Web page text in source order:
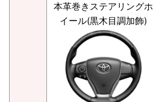
本革巻きステアリングホ
イール(黒木目調加飾)